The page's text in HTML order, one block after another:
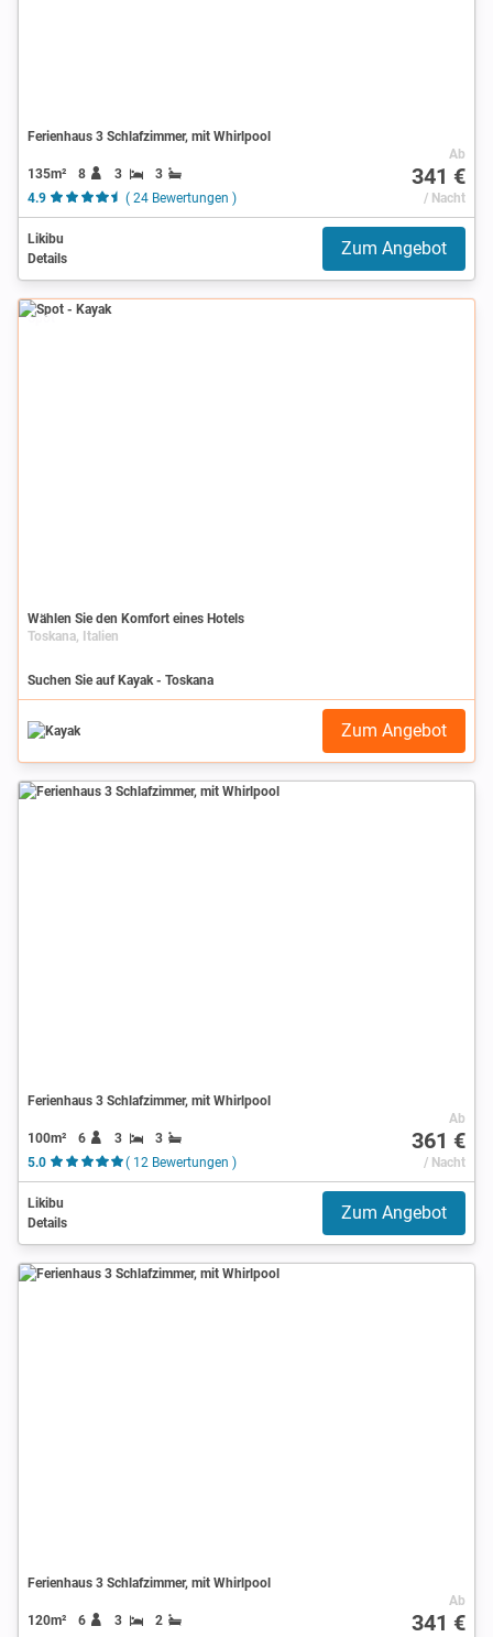
Ferienhaus 3 Schlafzimmer, mit Whirlpool
135m² 8 3
3
4.9
( 24 Bewertungen )
Ab
341 €
/ Nacht
Likibu
Details
Zum Angebot
Spot
Wählen Sie den Komfort eines Hotels
Toskana, Italien
Suchen Sie auf Kayak - Toskana
Zum Angebot
Ferienhaus 3 Schlafzimmer, mit Whirlpool
100m² 6 3
3
5.0
( 12 Bewertungen )
Ab
361 €
/ Nacht
Likibu
Details
Zum Angebot
Ferienhaus 3 Schlafzimmer, mit Whirlpool
120m² 6 3
2
Ab
341 €